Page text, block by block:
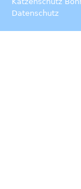
Datenschutz